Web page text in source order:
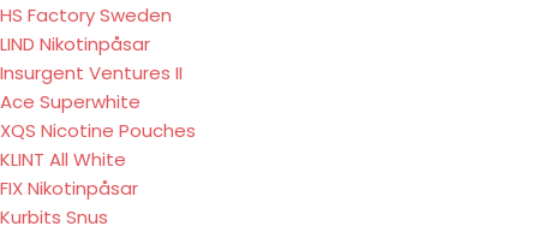
HS Factory Sweden
LIND Nikotinpåsar
Insurgent Ventures II
Ace Superwhite
XQS Nicotine Pouches
KLINT All White
FIX Nikotinpåsar
Kurbits Snus